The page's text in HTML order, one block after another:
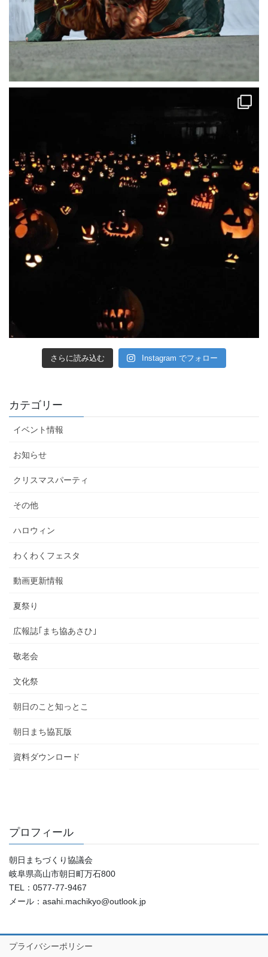
さらに読み込む Instagram でフォロー
カテゴリー
イベント情報
お知らせ
クリスマスパーティ
その他
ハロウィン
わくわくフェスタ
動画更新情報
夏祭り
広報誌｢まち協あさひ｣
敬老会
文化祭
朝日のこと知っとこ
朝日まち協瓦版
資料ダウンロード
プロフィール
朝日まちづくり協議会
岐阜県高山市朝日町万石800
TEL：0577-77-9467
メール：asahi.machikyo@outlook.jp
プライバシーポリシー